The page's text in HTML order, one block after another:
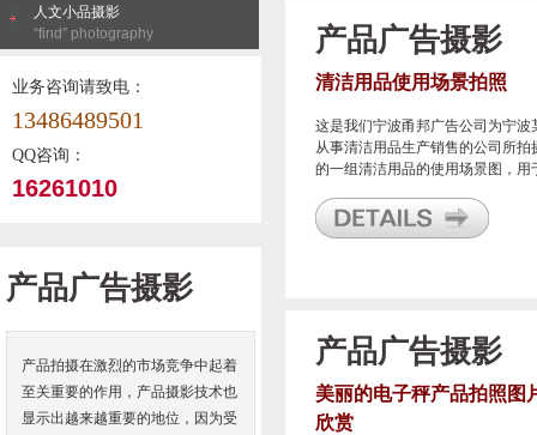
产品广告摄影
清洁用品使用场景拍照
这是我们宁波甬邦广告公司为宁波
从事清洁用品生产销售的公司所拍
的一组清洁用品的使用场景图，用
产品广告摄影
美丽的电子秤产品拍照图
欣赏
人文小品摄影
“find” photography
业务咨询请致电：
13486489501
QQ咨询：
16261010
产品广告摄影
产品拍摄在激烈的市场竞争中起着
至关重要的作用，产品摄影技术也
显示出越来越重要的地位，因为受